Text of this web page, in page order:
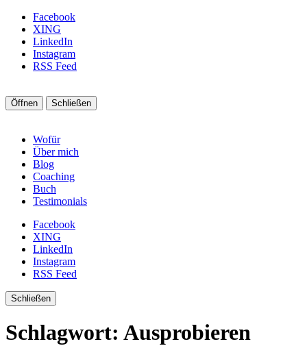
Facebook
XING
LinkedIn
Instagram
RSS Feed
Öffnen Schließen
Wofür
Über mich
Blog
Coaching
Buch
Testimonials
Facebook
XING
LinkedIn
Instagram
RSS Feed
Schließen
Schlagwort: Ausprobieren